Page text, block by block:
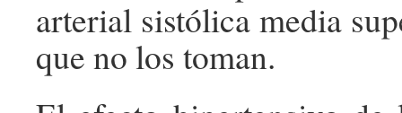
arterial sistólica media
que no los toman.